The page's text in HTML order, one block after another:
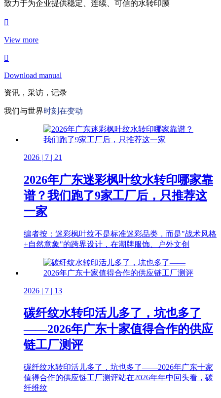
致力于为企业提供稳定、连续、可信的水转印膜
View more
Download manual
资讯，采访，记录
我们与世界时刻在变动
2026 | 7 | 21
2026年广东迷彩枫叶纹水转印哪家靠
谱？我们跑了9家工厂后，只推荐这
一家
编者按：迷彩枫叶纹不是标准迷彩品类，而是"战术风格
+自然意象"的跨界设计，在潮牌服饰、户外文创
2026 | 7 | 13
碳纤纹水转印活儿多了，坑也多了
——2026年广东十家值得合作的供应
链工厂测评
碳纤纹水转印活儿多了，坑也多了——2026年广东十家
值得合作的供应链工厂测评站在2026年年中回头看，碳
纤维纹